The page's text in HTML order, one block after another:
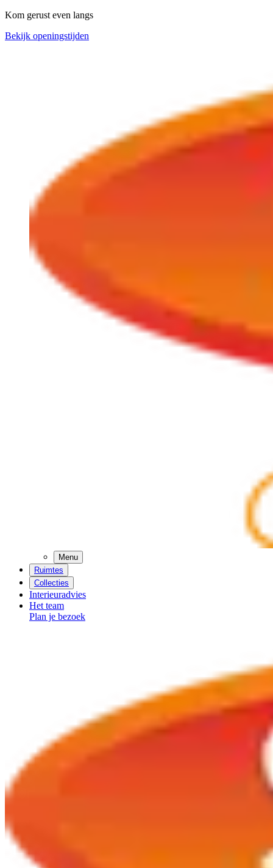
Kom gerust even langs
Bekijk openingstijden
Menu
Ruimtes
Collecties
Interieuradvies
Het team
Plan je bezoek